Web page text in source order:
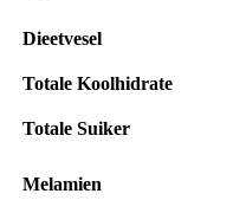
Dieetvesel
Totale Koolhidrate
Totale Suiker
Melamien